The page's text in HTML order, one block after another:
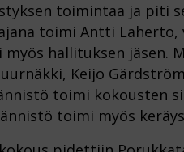
toimintaa ja piti
toimi Antti
hallituksen jäsen.
Keijo
toimi kokousten
toimi myös